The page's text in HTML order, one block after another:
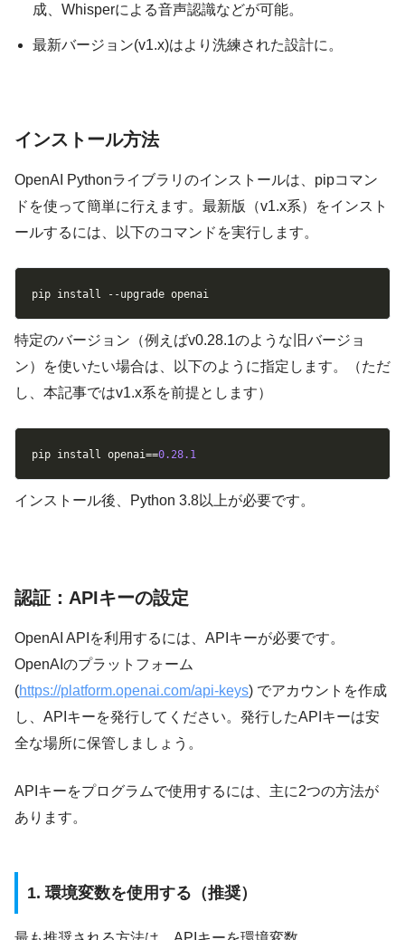
成、Whisperによる音声認識などが可能。
最新バージョン(v1.x)はより洗練された設計に。
インストール方法
OpenAI Pythonライブラリのインストールは、pipコマン
ドを使って簡単に行えます。最新版（v1.x系）をインスト
ールするには、以下のコマンドを実行します。
pip install - -upgrade openai
特定のバージョン（例えばv0.28.1のような旧バージョ
ン）を使いたい場合は、以下のように指定します。（ただ
し、本記事ではv1.x系を前提とします）
pip install openai==0.28.1
インストール後、Python 3.8以上が必要です。
認証：APIキーの設定
OpenAI APIを利用するには、APIキーが必要です。
OpenAIのプラットフォーム
(https://platform.openai.com/api-keys) でアカウントを作成
し、APIキーを発行してください。発行したAPIキーは安
全な場所に保管しましょう。
APIキーをプログラムで使用するには、主に2つの方法が
あります。
1. 環境変数を使用する（推奨）